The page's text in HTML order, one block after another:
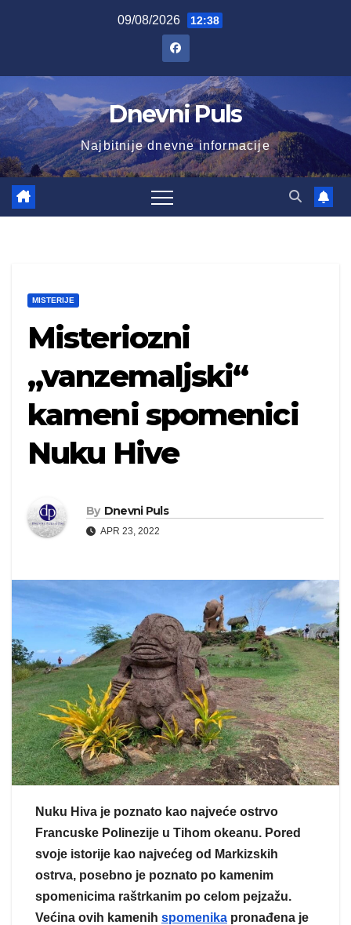
09/08/2026 12:38
Dnevni Puls
Najbitnije dnevne informacije
MISTERIJE
Misteriozni
„vanzemaljski“
kameni spomenici
Nuku Hive
By Dnevni Puls
APR 23, 2022
Nuku Hiva je poznato kao najveće ostrvo
Francuske Polinezije u Tihom okeanu. Pored
svoje istorije kao najvećeg od Markizskih
ostrva, posebno je poznato po kamenim
spomenicima raštrkanim po celom pejzažu.
Većina ovih kamenih spomenika pronađena je